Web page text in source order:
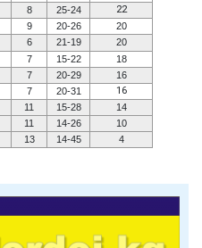
8 25-24 22
9 20-26
20
6 21-19
20
7 15-22
18
7 20-29
16
7 20-31 16
11 15-28
14
11 14-26
10
13 14-45 4